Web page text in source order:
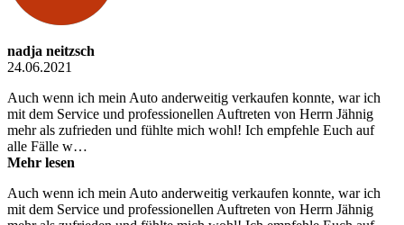
nadja neitzsch
24.06.2021
Auch wenn ich mein Auto anderweitig verkaufen konnte, war ich
mit dem Service und professionellen Auftreten von Herrn Jähnig
mehr als zufrieden und fühlte mich wohl! Ich empfehle Euch auf
alle Fälle w…
Mehr lesen
Auch wenn ich mein Auto anderweitig verkaufen konnte, war ich
mit dem Service und professionellen Auftreten von Herrn Jähnig